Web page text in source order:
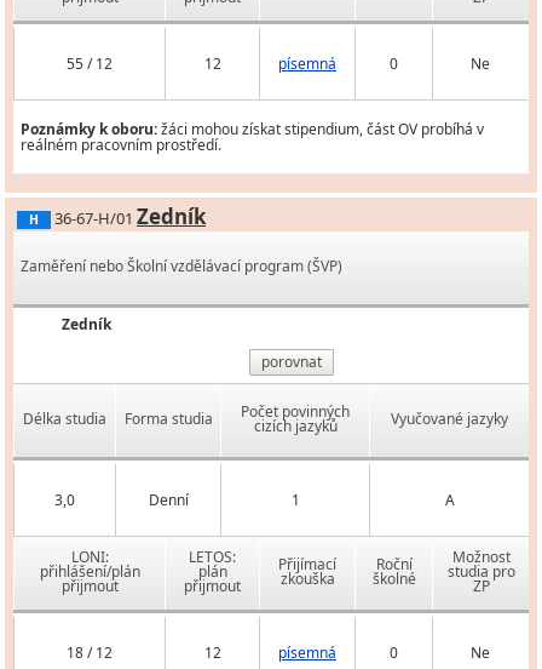
55 / 12 12 písemná 0 Ne
Poznámky k oboru:žáci mohou získat stipendium, část OV probíhá v
reálném pracovním prostředí.
H 36-67-H/01 Zedník
Zaměření nebo Školní vzdělávací program (ŠVP)
Zedník
porovnat
Délka studia Forma studia Počet povinných
cizích jazyků Vyučované jazyky
3,0 Denní 1 A
LONI:
přihlášení/plán
přijmout
LETOS:
plán
přijmout
Přijímací
zkouška
Roční
školné
Možnost
studia pro
ZP
18 / 12 12 písemná 0 Ne